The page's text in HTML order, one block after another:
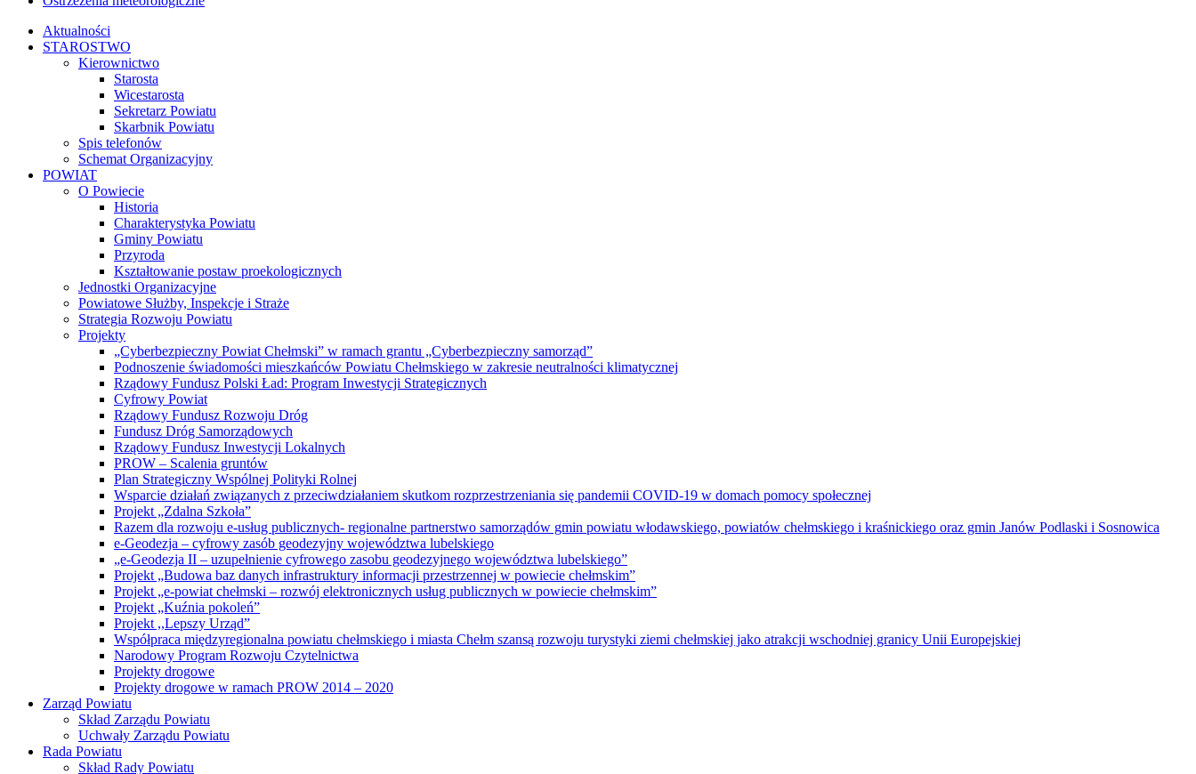
Aktualności
STAROSTWO
Kierownictwo
Starosta
Wicestarosta
Sekretarz Powiatu
Skarbnik Powiatu
Spis telefonów
Schemat Organizacyjny
POWIAT
O Powiecie
Historia
Charakterystyka Powiatu
Gminy Powiatu
Przyroda
Kształtowanie postaw proekologicznych
Jednostki Organizacyjne
Powiatowe Służby, Inspekcje i Straże
Strategia Rozwoju Powiatu
Projekty
„Cyberbezpieczny Powiat Chełmski” w ramach grantu „Cyberbezpieczny samorząd”
Podnoszenie świadomości mieszkańców Powiatu Chełmskiego w zakresie neutralności klimatycznej
Rządowy Fundusz Polski Ład: Program Inwestycji Strategicznych
Cyfrowy Powiat
Rządowy Fundusz Rozwoju Dróg
Fundusz Dróg Samorządowych
Rządowy Fundusz Inwestycji Lokalnych
PROW – Scalenia gruntów
Plan Strategiczny Wspólnej Polityki Rolnej
Wsparcie działań związanych z przeciwdziałaniem skutkom rozprzestrzeniania się pandemii COVID-19 w domach pomocy społecznej
Projekt „Zdalna Szkoła”
Razem dla rozwoju e-usług publicznych- regionalne partnerstwo samorządów gmin powiatu włodawskiego, powiatów chełmskiego i kraśnickiego oraz gmin Janów Podlaski i Sosnowica
e-Geodezja – cyfrowy zasób geodezyjny województwa lubelskiego
„e-Geodezja II – uzupełnienie cyfrowego zasobu geodezyjnego województwa lubelskiego”
Projekt „Budowa baz danych infrastruktury informacji przestrzennej w powiecie chełmskim”
Projekt „e-powiat chełmski – rozwój elektronicznych usług publicznych w powiecie chełmskim”
Projekt „Kuźnia pokoleń”
Projekt ,,Lepszy Urząd”
Współpraca międzyregionalna powiatu chełmskiego i miasta Chełm szansą rozwoju turystyki ziemi chełmskiej jako atrakcji wschodniej granicy Unii Europejskiej
Narodowy Program Rozwoju Czytelnictwa
Projekty drogowe
Projekty drogowe w ramach PROW 2014 – 2020
Zarząd Powiatu
Skład Zarządu Powiatu
Uchwały Zarządu Powiatu
Rada Powiatu
Skład Rady Powiatu